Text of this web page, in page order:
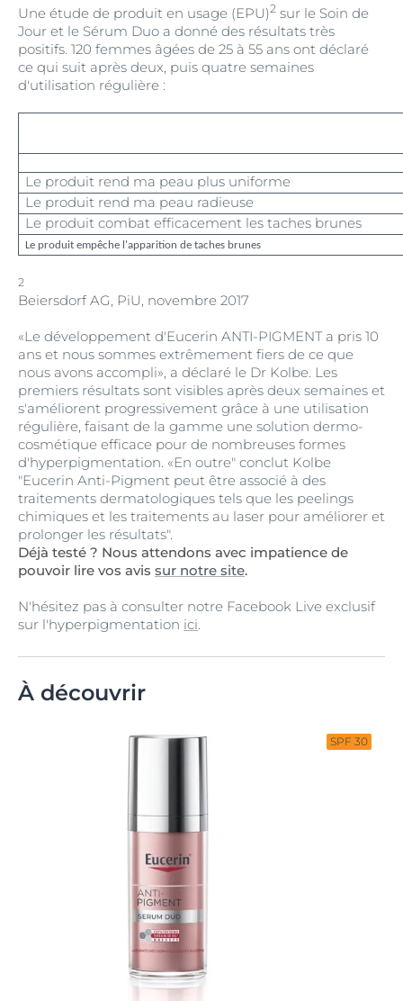
Une étude de produit en usage (EPU)2 sur le Soin de
Jour et le Sérum Duo a donné des résultats très
positifs. 120 femmes âgées de 25 à 55 ans ont déclaré
ce qui suit après deux, puis quatre semaines
d'utilisation régulière :
Le produit rend ma peau plus uniforme
Le produit rend ma peau radieuse
Le produit combat efficacement les taches brunes
Le produit empêche l'apparition de taches brunes
2
Beiersdorf AG, PiU, novembre 2017
«Le développement d'Eucerin ANTI-PIGMENT a pris 10
ans et nous sommes extrêmement fiers de ce que
nous avons accompli», a déclaré le Dr Kolbe. Les
premiers résultats sont visibles après deux semaines et
s'améliorent progressivement grâce à une utilisation
régulière, faisant de la gamme une solution dermo-
cosmétique efficace pour de nombreuses formes
d'hyperpigmentation. «En outre" conclut Kolbe
"Eucerin Anti-Pigment peut être associé à des
traitements dermatologiques tels que les peelings
chimiques et les traitements au laser pour améliorer et
prolonger les résultats".
Déjà testé ? Nous attendons avec impatience de
pouvoir lire vos avis sur notre site.
N'hésitez pas à consulter notre Facebook Live exclusif
sur l'hyperpigmentation ici
À découvrir
SPF 30